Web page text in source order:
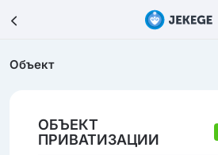
Объект
ОБЪЕКТ
ПРИВАТИЗАЦИИ